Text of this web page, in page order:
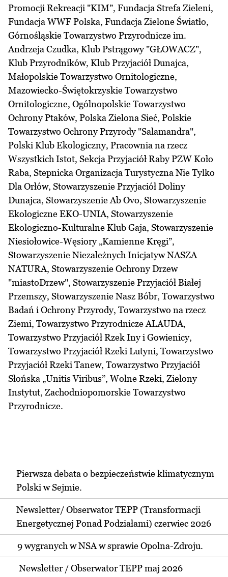
Promocji Rekreacji "KIM”, Fundacja Strefa Zieleni,
Fundacja WWF Polska, Fundacja Zielone Światło,
Górnośląskie Towarzystwo Przyrodnicze im.
Andrzeja Czudka, Klub Pstrągowy "GŁOWACZ",
Klub Przyrodników, Klub Przyjaciół Dunajca,
Małopolskie Towarzystwo Ornitologiczne,
Mazowiecko-Świętokrzyskie Towarzystwo
Ornitologiczne, Ogólnopolskie Towarzystwo
Ochrony Ptaków, Polska Zielona Sieć, Polskie
Towarzystwo Ochrony Przyrody "Salamandra",
Polski Klub Ekologiczny, Pracownia na rzecz
Wszystkich Istot, Sekcja Przyjaciół Raby PZW Koło
Raba, Stepnicka Organizacja Turystyczna Nie Tylko
Dla Orłów, Stowarzyszenie Przyjaciół Doliny
Dunajca, Stowarzyszenie Ab Ovo, Stowarzyszenie
Ekologiczne EKO-UNIA, Stowarzyszenie
Ekologiczno-Kulturalne Klub Gaja, Stowarzyszenie
Niesiołowice-Węsiory „Kamienne Kręgi”,
Stowarzyszenie Niezależnych Inicjatyw NASZA
NATURA, Stowarzyszenie Ochrony Drzew
"miastoDrzew", Stowarzyszenie Przyjaciół Białej
Przemszy, Stowarzyszenie Nasz Bóbr, Towarzystwo
Badań i Ochrony Przyrody, Towarzystwo na rzecz
Ziemi, Towarzystwo Przyrodnicze ALAUDA,
Towarzystwo Przyjaciół Rzek Iny i Gowienicy,
Towarzystwo Przyjaciół Rzeki Lutyni, Towarzystwo
Przyjaciół Rzeki Tanew, Towarzystwo Przyjaciół
Słońska „Unitis Viribus”, Wolne Rzeki, Zielony
Instytut, Zachodniopomorskie Towarzystwo
Przyrodnicze.
Pierwsza debata o bezpieczeństwie klimatycznym
Polski w Sejmie.
Newsletter/ Obserwator TEPP (Transformacji
Energetycznej Ponad Podziałami) czerwiec 2026
9 wygranych w NSA w sprawie Opolna-Zdroju.
Newsletter / Obserwator TEPP maj 2026